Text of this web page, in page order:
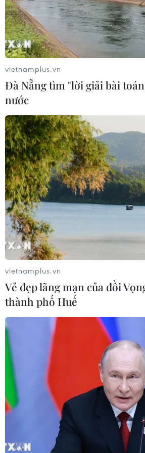
Trung Quốc vận hành giàn phát
gió nổi đầu tiên chịu được bão cấp
06/08/2026 11:20
Cao điểm "100 ngày chuyển đổi
Chuyển động từ cơ sở
06/08/2026 09:48
Israel và Việt Nam hợp tác trong
ngành bán dẫn và công nghệ cao
06/08/2026 09:40
Meta tung công cụ AI lập trình tự
động cho nhà phát triển
06/08/2026 06:40
Doanh thu AI của Microsoft phụ
thuộc phần lớn vào đối tác OpenAI
06/08/2026 06:31
Tây Ninh: Tạo điều kiện hình
doanh nghiệp công nghệ chiến
06/08/2026 04:45
vietnamplus.vn
Đà Nẵng tìm "lời giải bài
nước
vietnamplus.vn
Vẻ đẹp lãng mạn của đồi
thành phố Huế